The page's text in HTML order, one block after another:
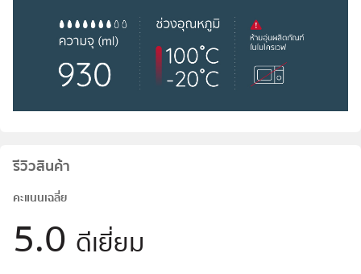
รีวิวสินค้า
คะแนนเฉลี่ย
5.0 ดีเยี่ยม